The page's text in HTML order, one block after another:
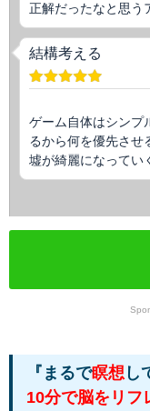
正解だったなと思う
結構考える
ゲーム自体はシンプ
るから何を優先させ
墟が綺麗になってい
『まるで瞑想 し
10分で脳をリフ